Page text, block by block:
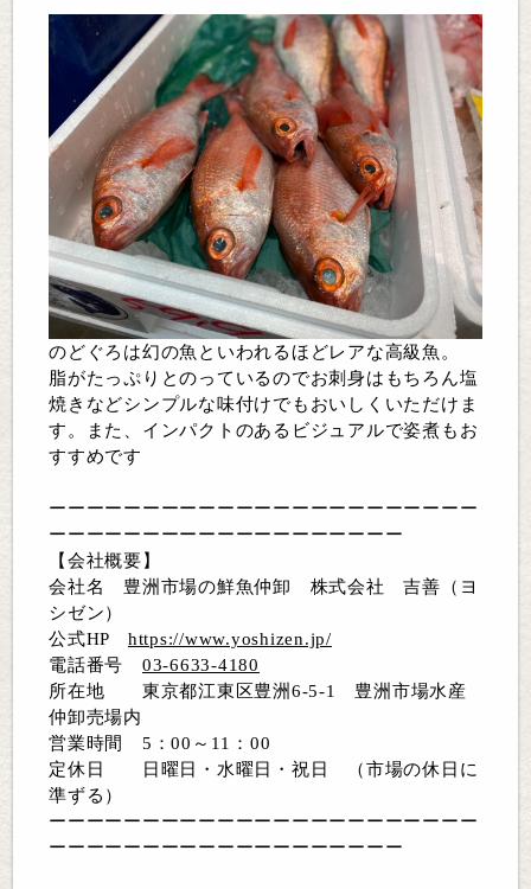
のどぐろは幻の魚といわれるほどレアな高級魚。
脂がたっぷりとのっているのでお刺身はもちろん塩
焼きなどシンプルな味付けでもおいしくいただけま
す。また、インパクトのあるビジュアルで姿煮もお
すすめです
ーーーーーーーーーーーーーーーーーーーーーーー
ーーーーーーーーーーーーーーーーーーー
【会社概要】
会社名 豊洲市場の鮮魚仲卸 株式会社 吉善（ヨ
シゼン）
公式HP https://www.yoshizen.jp/
電話番号 03-6633-4180
所在地 東京都江東区豊洲6-5-1 豊洲市場水産
仲卸売場内
営業時間 5：00～11：00
定休日 日曜日・水曜日・祝日 （市場の休日に
準ずる）
ーーーーーーーーーーーーーーーーーーーーーーー
ーーーーーーーーーーーーーーーーーーー